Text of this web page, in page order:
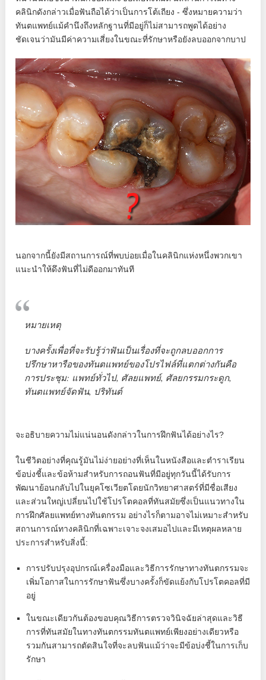
คลินิกดังกล่าวเมื่อฟันถือได้ว่าเป็นการโต้เถียง - ซึ่งหมายความว่า
ทันตแพทย์แม้คำนึงถึงหลักฐานที่มีอยู่ก็ไม่สามารถพูดได้อย่าง
ชัดเจนว่ามันมีค่าความเสี่ยงในขณะที่รักษาหรือยังลบออกจากบาป
นอกจากนี้ยังมีสถานการณ์ที่พบบ่อยเมื่อในคลินิกแห่งหนึ่งพวกเขา
แนะนำให้ดึงฟันที่ไม่ดีออกมาทันที
หมายเหตุ
บางครั้งเพื่อที่จะรับรู้ว่าฟันเป็นเรื่องที่จะถูกลบออกการ
ปรึกษาหารือของทันตแพทย์ของโปรไฟล์ที่แตกต่างกันคือ
การประชุม: แพทย์ทั่วไป, ศัลยแพทย์, ศัลยกรรมกระดูก,
ทันตแพทย์จัดฟัน, ปริทันต์
จะอธิบายความไม่แน่นอนดังกล่าวในการฝึกฟันได้อย่างไร?
ในชีวิตอย่างที่คุณรู้มันไม่ง่ายอย่างที่เห็นในหนังสือและตำราเรียน
ข้อบ่งชี้และข้อห้ามสำหรับการถอนฟันที่มีอยู่ทุกวันนี้ได้รับการ
พัฒนาย้อนกลับไปในยุคโซเวียตโดยนักวิทยาศาสตร์ที่มีชื่อเสียง
และส่วนใหญ่เปลี่ยนไปใช้โปรโตคอลที่ทันสมัยซึ่งเป็นแนวทางใน
การฝึกศัลยแพทย์ทางทันตกรรม อย่างไรก็ตามอาจไม่เหมาะสำหรับ
สถานการณ์ทางคลินิกที่เฉพาะเจาะจงเสมอไปและมีเหตุผลหลาย
ประการสำหรับสิ่งนี้:
การปรับปรุงอุปกรณ์เครื่องมือและวิธีการรักษาทางทันตกรรมจะ
เพิ่มโอกาสในการรักษาฟันซึ่งบางครั้งก็ขัดแย้งกับโปรโตคอลที่มี
อยู่
ในขณะเดียวกันต้องขอบคุณวิธีการตรวจวินิจฉัยล่าสุดและวิธี
การที่ทันสมัยในทางทันตกรรมทันตแพทย์เพียงอย่างเดียวหรือ
รวมกันสามารถตัดสินใจที่จะลบฟันแม้ว่าจะมีข้อบ่งชี้ในการเก็บ
รักษา